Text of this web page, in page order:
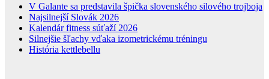
V Galante sa predstavila špička slovenského silového trojboja
Najsilnejší Slovák 2026
Kalendár fitness súťaží 2026
Silnejšie šľachy vďaka izometrickému tréningu
História kettlebellu